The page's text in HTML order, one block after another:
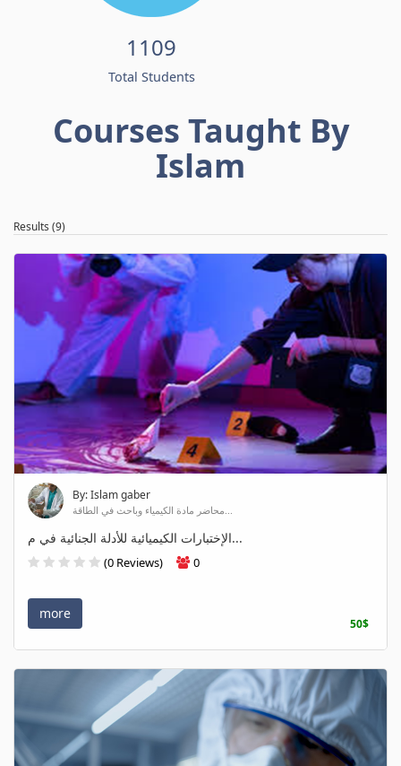
1109
Total Students
Courses Taught By
Islam
Results (9)
By: Islam gaber
محاضر مادة الكيمياء وباحث في الطاقة...
الإختبارات الكيميائية للأدلة الجنائية في م...
(0 Reviews) 0
more
50$